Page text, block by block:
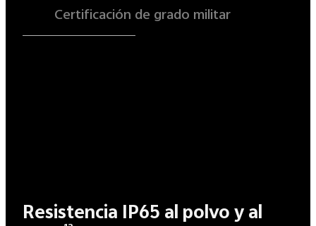
Certificación de grado militar
Resistencia IP65 al polvo y al